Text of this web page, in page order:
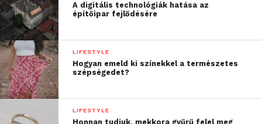
A digitális technológiák hatása az
építőipar fejlődésére
LIFESTYLE
Hogyan emeld ki színekkel a természetes
szépségedet?
LIFESTYLE
Honnan tudjuk, mekkora gyűrű felel meg